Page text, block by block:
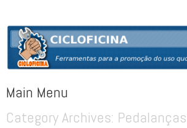
CICLOFICINA
Ferramentas para a promoção do uso quotidiano da bicicleta
Main Menu
Skip to content
Category Archives: Pedalanças